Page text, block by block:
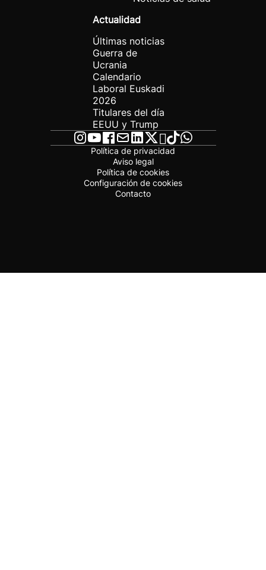
Actualidad
Últimas noticias
Guerra de
Ucrania
Calendario
Laboral Euskadi
2026
Titulares del día
EEUU y Trump
Política de privacidad
Aviso legal
Política de cookies
Configuración de cookies
Contacto